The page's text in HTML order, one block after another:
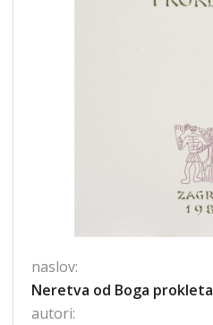
naslov:
Neretva od Boga prokleta
autori: